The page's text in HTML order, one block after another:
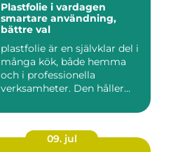
Plastfolie i vardagen
smartare användning,
bättre val
plastfolie är en självklar del i
många kök, både hemma
och i professionella
verksamheter. Den håller...
09. jul